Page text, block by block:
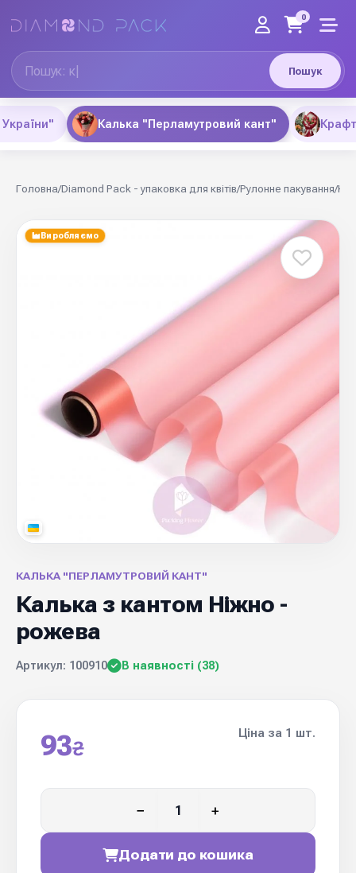
Пошук
0
Калька "Перламутровий кант"
Головна/Diamond Pack - упаковка для квітів/Рулонне пакування/
Виробляємо
КАЛЬКА "ПЕРЛАМУТРОВИЙ КАНТ"
Калька з кантом Ніжно -
рожева
Артикул: 100910 В наявності (38)
93₴
Ціна за 1 шт.
− +
Додати до кошика